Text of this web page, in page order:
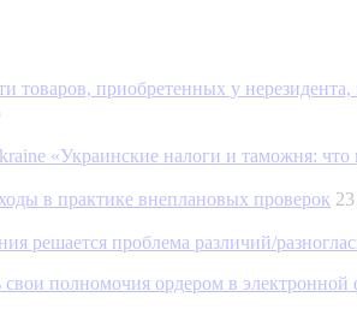
приобретенных у
«Украинские налоги и таможня: что
в практике внеплановых проверок
проблема различий/
полномочия ордером в